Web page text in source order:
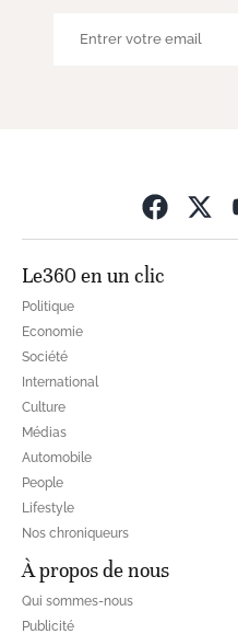
Le360 en un clic
Politique
Economie
Société
International
Culture
Médias
Automobile
People
Lifestyle
Nos chroniqueurs
À propos de nous
Qui sommes-nous
Publicité